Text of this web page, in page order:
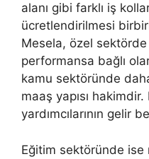
alanı gibi farklı iş
ücretlendirilmesi
Mesela, özel
performansa bağlı
kamu sektöründe
maaş yapısı
yardımcılarının gelir
Eğitim sektöründe ise